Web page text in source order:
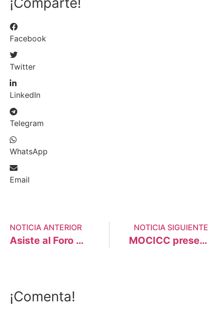
Facebook
Twitter
LinkedIn
Telegram
WhatsApp
Email
NOTICIA ANTERIOR
Asiste al Foro Urbano: Afirmando Colectivamente el Derecho a la Ciudad
NOTICIA SIGUIENTE
MOCICC presentó proyecto de Ley de Transición energética en Chimbote
¡Comenta!